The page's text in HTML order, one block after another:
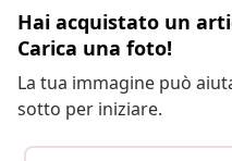
Hai acquistato un
Carica una foto!
La tua immagine può
sotto per iniziare.